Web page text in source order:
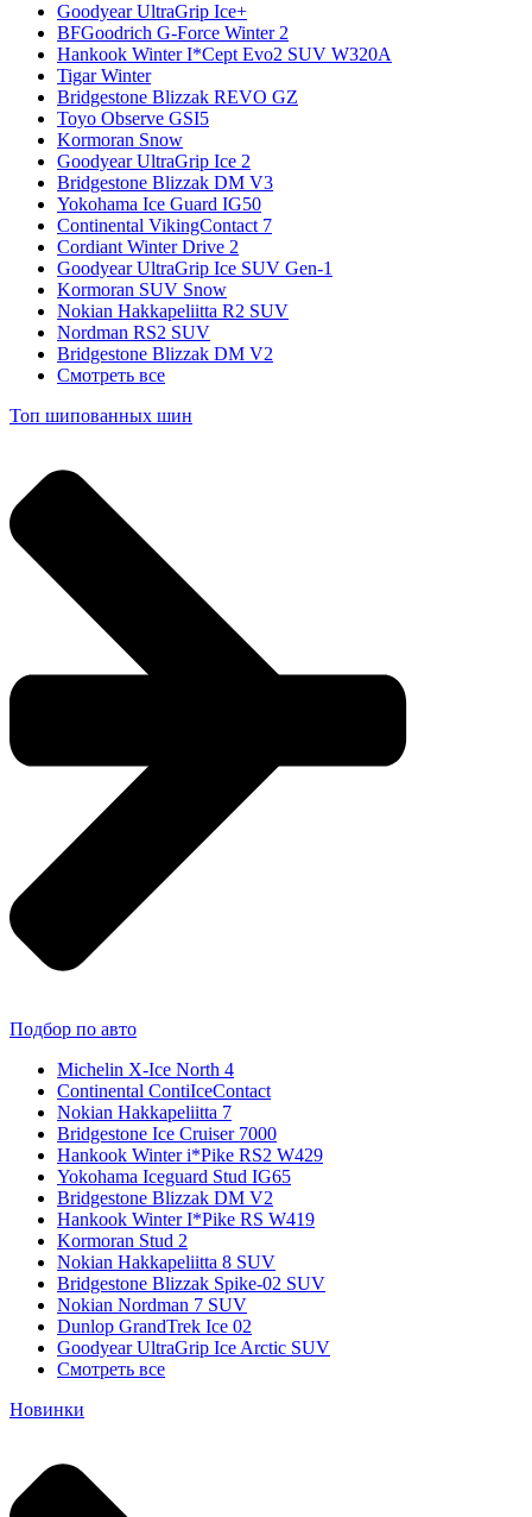
Goodyear UltraGrip Ice+
BFGoodrich G-Force Winter 2
Hankook Winter I*Cept Evo2 SUV W320A
Tigar Winter
Bridgestone Blizzak REVO GZ
Toyo Observe GSI5
Kormoran Snow
Goodyear UltraGrip Ice 2
Bridgestone Blizzak DM V3
Yokohama Ice Guard IG50
Continental VikingContact 7
Cordiant Winter Drive 2
Goodyear UltraGrip Ice SUV Gen-1
Kormoran SUV Snow
Nokian Hakkapeliitta R2 SUV
Nordman RS2 SUV
Bridgestone Blizzak DM V2
Смотреть все
Топ шипованных шин
Подбор по авто
Michelin X-Ice North 4
Continental ContiIceContact
Nokian Hakkapeliitta 7
Bridgestone Ice Cruiser 7000
Hankook Winter i*Pike RS2 W429
Yokohama Iceguard Stud IG65
Bridgestone Blizzak DM V2
Hankook Winter I*Pike RS W419
Kormoran Stud 2
Nokian Hakkapeliitta 8 SUV
Bridgestone Blizzak Spike-02 SUV
Nokian Nordman 7 SUV
Dunlop GrandTrek Ice 02
Goodyear UltraGrip Ice Arctic SUV
Смотреть все
Новинки